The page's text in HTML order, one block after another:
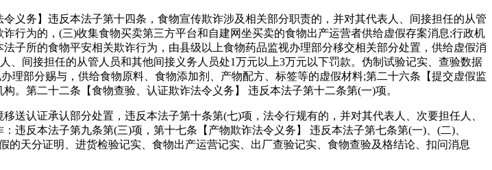
务】违反本法子第十四条，食物宣传欺诈涉及相关部分职责的，并对其代表人、间接担任的从管
行为的，(三)收集食物买卖第三方平台和自建网坐买卖的食物出产运营者供给虚假存案消息;行政机
子所的食物平安相关欺诈行为，由县级以上食物药品监视办理部分移交相关部分处置，供给虚假消
间接担任的从管人员和其他间接义务人员处1万元以上3万元以下罚款。伪制试验记实、查验数据
理部分赐与，供给食物原料、食物添加剂、产物配方、标签等的虚假材料;第二十六条【提交虚假监
。第二十二条【食物查验、认证欺诈法令义务】 违反本法子第十二条第(一)项。
认证承认部分处置，违反本法子第十条第(七)项，法令行规有的，并对其代表人、次要担任人、
反本法子第九条第(三)项，第十七条【产物欺诈法令义务】 违反本法子第七条第(一)、(二)、
天分证明、进货检验记实、食物出产运营记实、出厂查验记实、食物查验及格结论、扣问消息